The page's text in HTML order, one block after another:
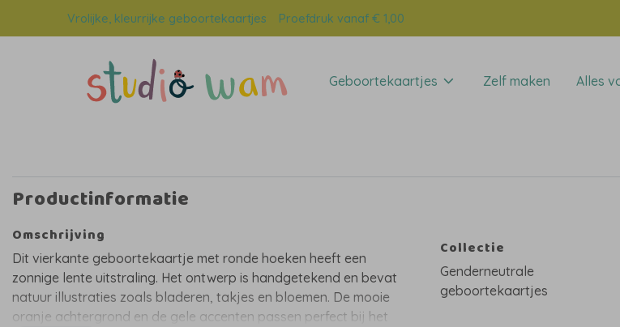
Vrolijke, kleurrijke geboortekaartjes Proefdruk vanaf € 1,00
Geboortekaartjes Zelf maken Alles
Productinformatie
Omschrijving
Dit vierkante geboortekaartje met ronde hoeken heeft een
zonnige lente uitstraling. Het ontwerp is handgetekend en bevat
natuur illustraties zoals bladeren, takjes en bloemen. De mooie
oranje achtergrond en de gele accenten passen perfect bij het
Collectie
Genderneutrale
geboortekaartjes